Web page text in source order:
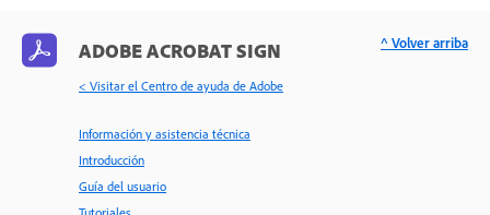
ADOBE ACROBAT SIGN
< Visitar el Centro de ayuda de Adobe
Información y asistencia técnica
Introducción
Guía del usuario
Tutoriales
^ Volver arriba